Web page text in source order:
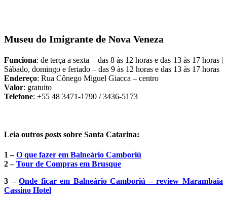
Museu do Imigrante de Nova Veneza
Funciona: de terça a sexta – das 8 às 12 horas e das 13 às 17 horas |
Sábado, domingo e feriado – das 9 às 12 horas e das 13 às 17 horas
Endereço: Rua Cônego Miguel Giacca – centro
Valor: gratuito
Telefone: +55 48 3471-1790 / 3436-5173
Leia outros posts sobre Santa Catarina:
1 –O que fazer em Balneário Camboriú
2 –Tour de Compras em Brusque
3 –Onde ficar em Balneário Camboriú – review Marambaia
Cassino Hotel